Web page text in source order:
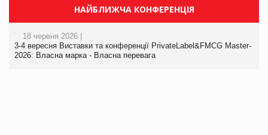
НАЙБЛИЖЧА КОНФЕРЕНЦІЯ
18 червня 2026 |
3-4 вересня Виставки та конференції PrivateLabel&FMCG Master-
2026: Власна марка - Власна перевага